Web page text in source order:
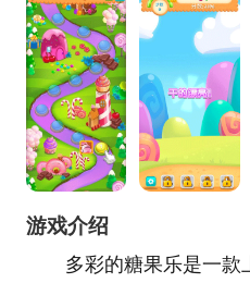
游戏介绍
多彩的糖果乐是一款